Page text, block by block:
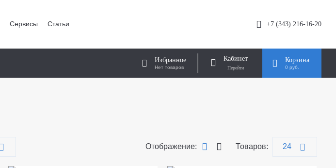
Сервисы Статьи +7 (343) 216-16-20
Избранное
Нет товаров
Кабинет Корзина
0 руб.
Отображение: Товаров: